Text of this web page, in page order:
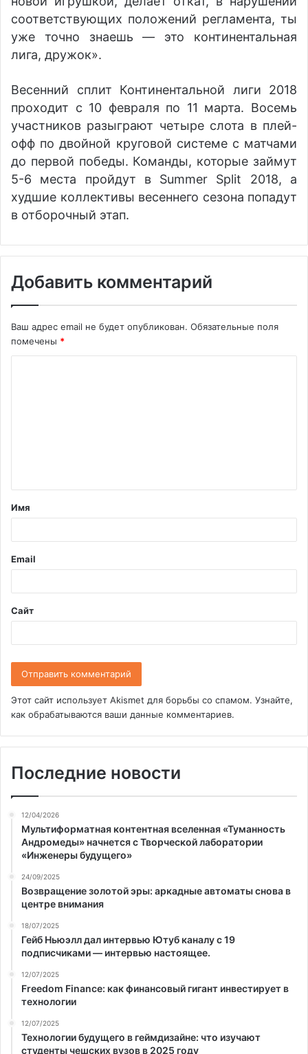
соответствующих положений регламента, ты
уже точно знаешь — это континентальная
лига, дружок».
Весенний сплит Континентальной лиги 2018
проходит с 10 февраля по 11 марта. Восемь
участников разыграют четыре слота в плей-
офф по двойной круговой системе с матчами
до первой победы. Команды, которые займут
5-6 места пройдут в Summer Split 2018, а
худшие коллективы весеннего сезона попадут
в отборочный этап.
Добавить комментарий
Ваш адрес email не будет опубликован. Обязательные поля
помечены *
т
а
й
*
Имя
Email
Сайт
Этот сайт использует Akismet для борьбы со спамом. Узнайте,
как обрабатываются ваши данные комментариев.
Последние новости
12/04/2026
Мультиформатная контентная вселенная «Туманность
Андромеды» начнется с Творческой лаборатории
«Инженеры будущего»
24/09/2025
Возвращение золотой эры: аркадные автоматы снова в
центре внимания
18/07/2025
Гейб Ньюэлл дал интервью Ютуб каналу с 19
подписчиками — интервью настоящее.
12/07/2025
Freedom Finance: как финансовый гигант инвестирует в
технологии
12/07/2025
Технологии будущего в геймдизайне: что изучают
студенты чешских вузов в 2025 году